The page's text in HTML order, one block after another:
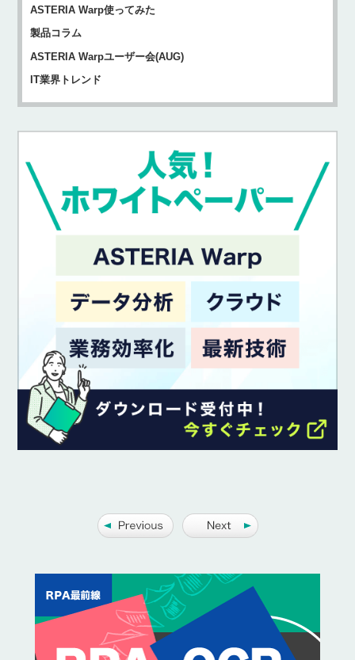
ASTERIA Warp使ってみた
製品コラム
ASTERIA Warpユーザー会(AUG)
IT業界トレンド